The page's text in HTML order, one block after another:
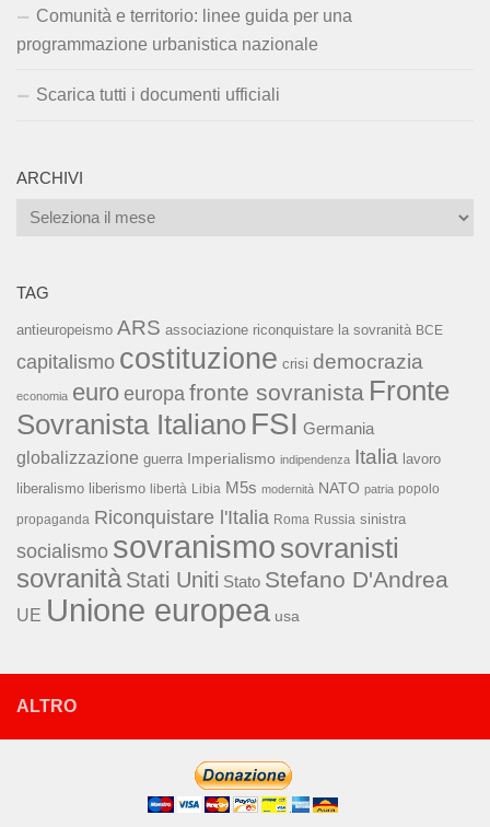
Comunità e territorio: linee guida per una
programmazione urbanistica nazionale
Scarica tutti i documenti ufficiali
ARCHIVI
Archivi
TAG
antieuropeismo ARS associazione riconquistare la sovranità BCE
capitalismo costituzione crisi democrazia
economia euro europa fronte sovranista Fronte
Sovranista Italiano FSI Germania
globalizzazione guerra Imperialismo indipendenza Italia lavoro
liberalismo liberismo libertà Libia M5s modernità NATO patria popolo
propaganda Riconquistare l'Italia Roma Russia sinistra
socialismo sovranismo sovranisti
sovranità Stati Uniti Stato Stefano D'Andrea
UE Unione europea usa
ALTRO